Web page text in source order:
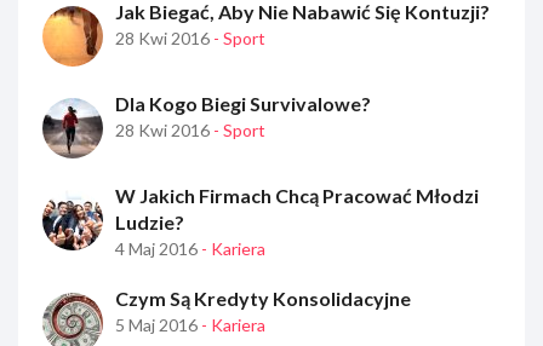
Jak Biegać, Aby Nie Nabawić Się Kontuzji?
28 Kwi 2016 - Sport
Dla Kogo Biegi Survivalowe?
28 Kwi 2016 - Sport
W Jakich Firmach Chcą Pracować Młodzi
Ludzie?
4 Maj 2016 - Kariera
Czym Są Kredyty Konsolidacyjne
5 Maj 2016 - Kariera